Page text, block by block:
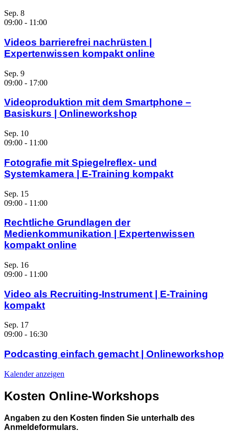
Sep. 8
09:00 - 11:00
Videos barrierefrei nachrüsten |
Expertenwissen kompakt online
Sep. 9
09:00 - 17:00
Videoproduktion mit dem Smartphone –
Basiskurs | Onlineworkshop
Sep. 10
09:00 - 11:00
Fotografie mit Spiegelreflex- und
Systemkamera | E-Training kompakt
Sep. 15
09:00 - 11:00
Rechtliche Grundlagen der
Medienkommunikation | Expertenwissen
kompakt online
Sep. 16
09:00 - 11:00
Video als Recruiting-Instrument | E-Training
kompakt
Sep. 17
09:00 - 16:30
Podcasting einfach gemacht | Onlineworkshop
Kalender anzeigen
Kosten Online-Workshops
Angaben zu den Kosten finden Sie unterhalb des
Anmeldeformulars.